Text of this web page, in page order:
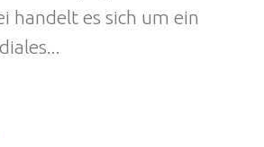
handelt es sich um ein